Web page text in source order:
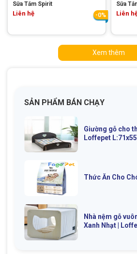
Sữa Tắm Spirit
Liên hệ -0%
Sữa
Liên
Xem thêm
SẢN PHẨM BÁN CHẠY
Giường gỗ cho
Loffepet
Thức Ăn Cho
Nhà nệm gỗ
Xanh Nhạt |